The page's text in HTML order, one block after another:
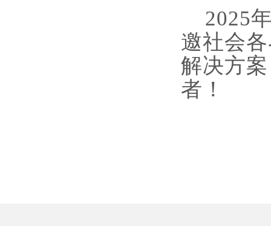
2025
邀社会
解决方
者！